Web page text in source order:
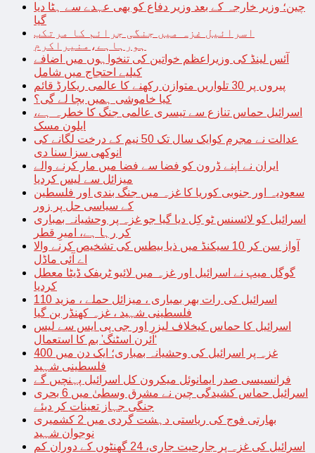
چین؛ وزیر خارجہ کے بعد وزیر دفاع کو بھی عہدے سے ہٹا دیا
گیا
اسرائیل غزہ میں جنگی جرائم کا مرتکب
ہورہاہے،منیراکرم
آئس لینڈ کی وزیراعظم خواتین کی تنخواہوں میں اضافے
کیلیے احتجاج میں شامل
پیروں پر 30 تلواریں متوازن رکھنے کا عالمی ریکارڈ قائم
کیا خاموشی ہمیں بچا لے گی؟
اسرائیل حماس تنازع سے تیسری عالمی جنگ کا خطرہ ہے،
ایلون مسک
عدالت نے مجرم کوایک سال تک 50 نیم کے درخت لگانے کی
انوکھی سزا سنا دی
ایران نے اپنے ڈرون کو فضا سے فضا میں مار کرنے والے
میزائل سے لیس کردیا
سعودیہ اور جنوبی کوریا کا غزہ میں جنگ بندی اور فلسطین
کے سیاسی حل پر زور
اسرائیل کو لائسنس ٹو کِل دیا گیا جو غزہ پر وحشیانہ بمباری
کر رہا ہے، امیرِ قطر
آواز سن کر 10 سیکنڈ میں ذیا بیطس کی تشخیص کرنے والا
اے آئی ماڈل
گوگل میپ نے اسرائیل اور غزہ میں لائیو ٹریفک ڈیٹا معطل
کردیا
اسرائیل کی رات بھر بمباری ، میزائل حملے ، مزید 110
فلسطینی شہید ، غزہ کھنڈر بن گیا
اسرائیل کا حماس کیخلاف لیزر اور جی پی ایس سے لیس
‘آئرن اسٹنگ’ بم کا استعمال
غزہ پر اسرائیل کی وحشیانہ بمباری؛ ایک دن میں 400
فلسطینی شہید
فرانسیسی صدر ایمانوئل میکرون کل اسرائیل پہنچیں گے
اسرائیل حماس کشیدگی چین نے مشرق وسطیٰ میں 6 بحری
جنگی جہاز تعینات کر دیئے
بھارتی فوج کی ریاستی دہشت گردی میں 2 کشمیری
نوجوان شہید
اسرائیل کی غزہ پر جارحیت جاری، 24 گھنٹوں کے دوران کم